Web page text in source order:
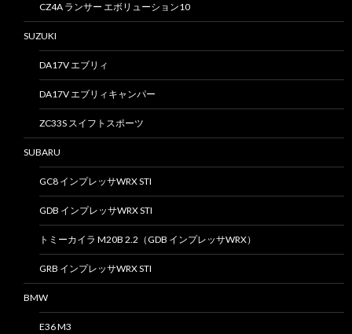
CZ4A ランサー エボリューション10
SUZUKI
DA17V エブリィ
DA17V エブリィキャンパー
ZC33S スイフトスポーツ
SUBARU
GC8 インプレッサWRX STI
GDB インプレッサWRX STI
トミーカイラ M20B 2.2（GDB インプレッサWRX）
GRB インプレッサWRX STI
BMW
E36 M3